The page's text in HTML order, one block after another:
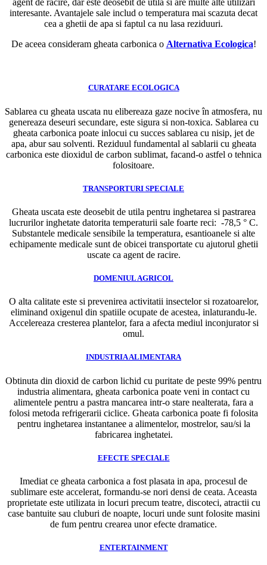
agent de racire, dar este deosebit de utila si are multe alte utilizari
interesante. Avantajele sale includ o temperatura mai scazuta decat
cea a ghetii de apa si faptul ca nu lasa reziduuri.
De aceea consideram gheata carbonica o Alternativa Ecologica!
CURATARE ECOLOGICA
Sablarea cu gheata uscata nu elibereaza gaze nocive în atmosfera, nu
genereaza deseuri secundare, este sigura si non-toxica. Sablarea cu
gheata carbonica poate inlocui cu succes sablarea cu nisip, jet de
apa, abur sau solventi. Reziduul fundamental al sablarii cu gheata
carbonica este dioxidul de carbon sublimat, facand-o astfel o tehnica
folositoare.
TRANSPORTURI SPECIALE
Gheata uscata este deosebit de utila pentru inghetarea si pastrarea
lucrurilor inghetate datorita temperaturii sale foarte reci: -78,5 ° C.
Substantele medicale sensibile la temperatura, esantioanele si alte
echipamente medicale sunt de obicei transportate cu ajutorul ghetii
uscate ca agent de racire.
DOMENIUL AGRICOL
O alta calitate este si prevenirea activitatii insectelor si rozatoarelor,
eliminand oxigenul din spatiile ocupate de acestea, inlaturandu-le.
Accelereaza cresterea plantelor, fara a afecta mediul inconjurator si
omul.
INDUSTRIA ALIMENTARA
Obtinuta din dioxid de carbon lichid cu puritate de peste 99% pentru
industria alimentara, gheata carbonica poate veni in contact cu
alimentele pentru a pastra mancarea intr-o stare nealterata, fara a
folosi metoda refrigerarii ciclice. Gheata carbonica poate fi folosita
pentru inghetarea instantanee a alimentelor, mostrelor, sau/si la
fabricarea inghetatei.
EFECTE SPECIALE
Imediat ce gheata carbonica a fost plasata in apa, procesul de
sublimare este accelerat, formandu-se nori densi de ceata. Aceasta
proprietate este utilizata in locuri precum teatre, discoteci, atractii cu
case bantuite sau cluburi de noapte, locuri unde sunt folosite masini
de fum pentru crearea unor efecte dramatice.
ENTERTAINMENT